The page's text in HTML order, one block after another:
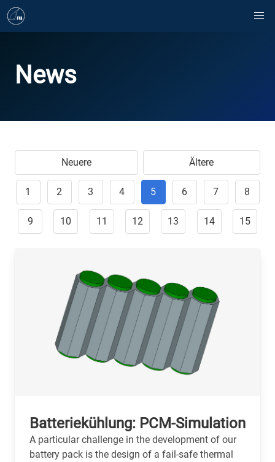
News
Neuere Ältere
1 2 3 4 5 6 7 8
9 10 11 12 13 14 15
Batteriekühlung: PCM-Simulation
A particular challenge in the development of our
battery pack is the design of a fail-safe thermal